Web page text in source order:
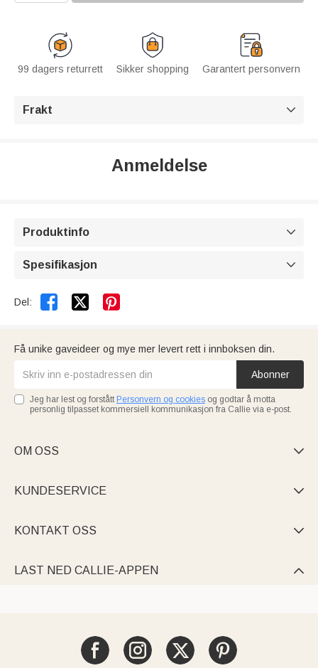
99 dagers returrett Sikker shopping Garantert personvern
Frakt 
Anmeldelse
Produktinfo 
Spesifikasjon 
Del:  
Få unike gaveideer og mye mer levert rett i innboksen din.
Abonner
Jeg har lest og forstått Personvern og cookies og godtar å motta
personlig tilpasset kommersiell kommunikasjon fra Callie via e-post.
OM OSS 
KUNDESERVICE 
KONTAKT OSS 
LAST NED CALLIE-APPEN 